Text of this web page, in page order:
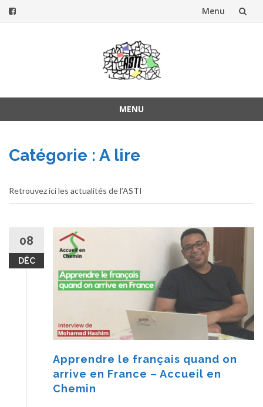
Menu
MENU
contenu
Catégorie : A lire
Retrouvez ici les actualités de l’ASTI
08
DÉC
Apprendre le français quand on
arrive en France – Accueil en
Chemin